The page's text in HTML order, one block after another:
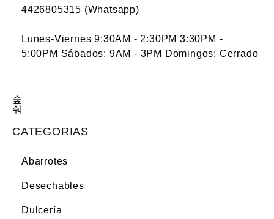
4426805315 (Whatsapp)
Lunes-Viernes 9:30AM - 2:30PM 3:30PM -
5:00PM Sábados: 9AM - 3PM Domingos: Cerrado
CATEGORIAS
Abarrotes
Desechables
Dulcería